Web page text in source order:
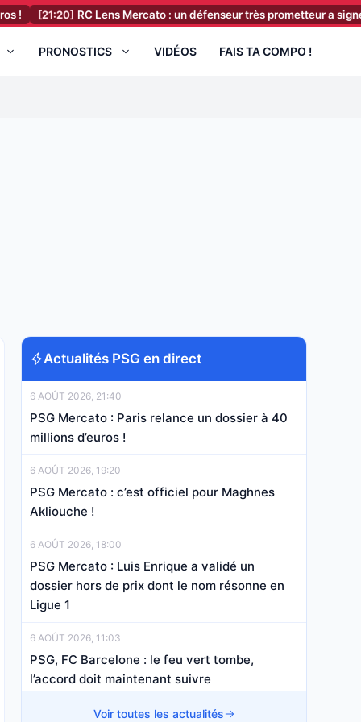
RC Lens Mercato : un défenseur très prometteur a signé, il vient
PRONOSTICS VIDÉOS FAIS TA COMPO !
Actualités PSG en direct
6 AOÛT 2026, 21:40
PSG Mercato : Paris relance un dossier à 40
millions d’euros !
6 AOÛT 2026, 19:20
PSG Mercato : c’est officiel pour Maghnes
Akliouche !
6 AOÛT 2026, 18:00
PSG Mercato : Luis Enrique a validé un
dossier hors de prix dont le nom résonne en
Ligue 1
6 AOÛT 2026, 11:03
PSG, FC Barcelone : le feu vert tombe,
l’accord doit maintenant suivre
6 AOÛT 2026, 08:23Voir toutes les actualités